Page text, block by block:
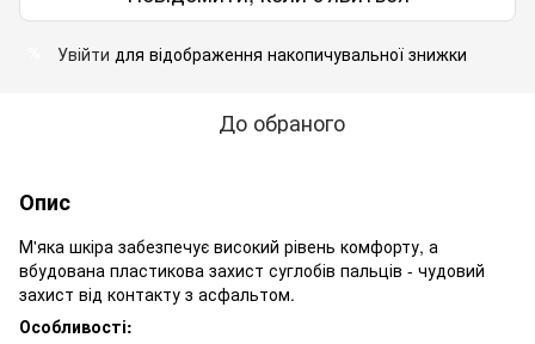
Увійти для відображення накопичувальної знижки
До обраного
Опис
М'яка шкіра забезпечує високий рівень комфорту, а
вбудована пластикова захист суглобів пальців - чудовий
захист від контакту з асфальтом.
Особливості: